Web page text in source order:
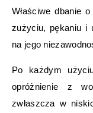
Właściwe dbanie
zużyciu, pękaniu i
na jego
Po każdym
opróżnienie z
zwłaszcza w